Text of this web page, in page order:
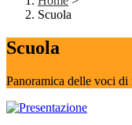
Scuola
Scuola
Panoramica delle voci di